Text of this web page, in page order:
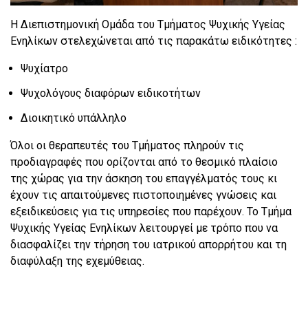
Η Διεπιστημονική Ομάδα του Τμήματος Ψυχικής Υγείας
Ενηλίκων στελεχώνεται από τις παρακάτω ειδικότητες :
Ψυχίατρο
Ψυχολόγους διαφόρων ειδικοτήτων
Διοικητικό υπάλληλο
Όλοι οι θεραπευτές του Τμήματος πληρούν τις
προδιαγραφές που ορίζονται από το θεσμικό πλαίσιο
της χώρας για την άσκηση του επαγγέλματός τους κι
έχουν τις απαιτούμενες πιστοποιημένες γνώσεις και
εξειδικεύσεις για τις υπηρεσίες που παρέχουν. Το Τμήμα
Ψυχικής Υγείας Ενηλίκων λειτουργεί με τρόπο που να
διασφαλίζει την τήρηση του ιατρικού απορρήτου και τη
διαφύλαξη της εχεμύθειας.